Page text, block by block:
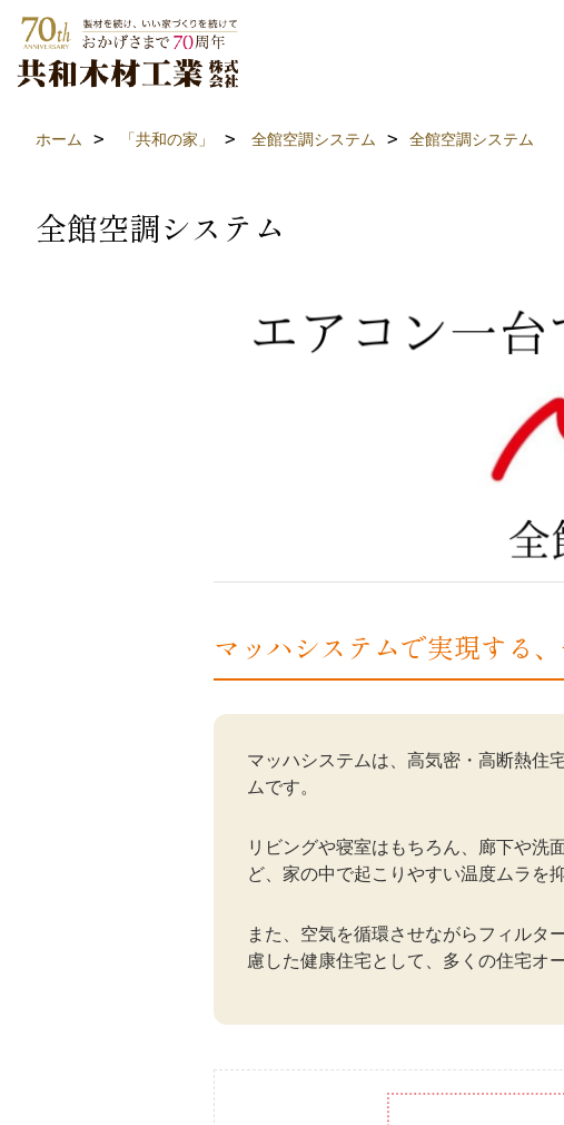
ホーム 「共和の家」 全館空調システム 全館空調システム
全館空調システム
マッハシステムで実現する
マッハシステムは、高気密・高断熱住
ムです。
リビングや寝室はもちろん、廊下や洗
ど、家の中で起こりやすい温度ムラを
また、空気を循環させながらフィルタ
慮した健康住宅として、多くの住宅オ